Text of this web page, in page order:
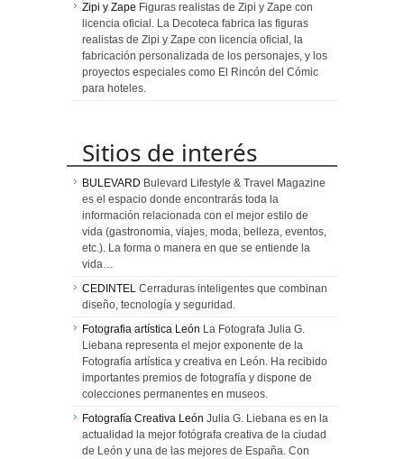
Zipi y Zape Figuras realistas de Zipi y Zape con
licencia oficial. La Decoteca fabrica las figuras
realistas de Zipi y Zape con licencia oficial, la
fabricación personalizada de los personajes, y los
proyectos especiales como El Rincón del Cómic
para hoteles.
Sitios de interés
BULEVARD Bulevard Lifestyle & Travel Magazine
es el espacio donde encontrarás toda la
información relacionada con el mejor estilo de
vida (gastronomia, viajes, moda, belleza, eventos,
etc.). La forma o manera en que se entiende la
vida…
CEDINTEL Cerraduras inteligentes que combinan
diseño, tecnología y seguridad.
Fotografia artística León La Fotografa Julia G.
Liebana representa el mejor exponente de la
Fotografía artística y creativa en León. Ha recibido
importantes premios de fotografía y dispone de
colecciones permanentes en museos.
Fotografía Creativa León Julia G. Liebana es en la
actualidad la mejor fotógrafa creativa de la ciudad
de León y una de las mejores de España. Con